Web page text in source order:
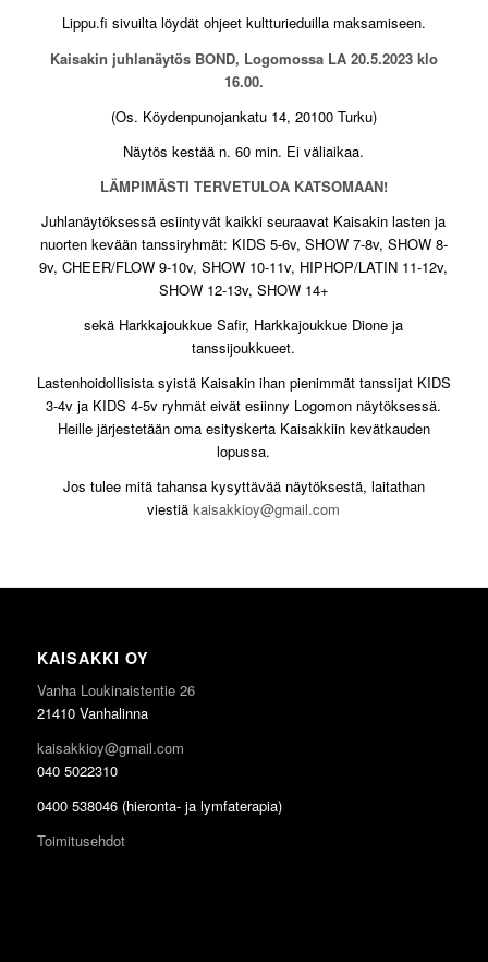
Lippu.fi sivuilta löydät ohjeet kultturieduilla maksamiseen.
Kaisakin juhlanäytös BOND, Logomossa LA 20.5.2023 klo
16.00.
(Os. Köydenpunojankatu 14, 20100 Turku)
Näytös kestää n. 60 min. Ei väliaikaa.
LÄMPIMÄSTI TERVETULOA KATSOMAAN!
Juhlanäytöksessä esiintyvät kaikki seuraavat Kaisakin lasten ja
nuorten kevään tanssiryhmät: KIDS 5-6v, SHOW 7-8v, SHOW 8-
9v, CHEER/FLOW 9-10v, SHOW 10-11v, HIPHOP/LATIN 11-12v,
SHOW 12-13v, SHOW 14+
sekä Harkkajoukkue Safir, Harkkajoukkue Dione ja
tanssijoukkueet.
Lastenhoidollisista syistä Kaisakin ihan pienimmät tanssijat KIDS
3-4v ja KIDS 4-5v ryhmät eivät esiinny Logomon näytöksessä.
Heille järjestetään oma esityskerta Kaisakkiin kevätkauden
lopussa.
Jos tulee mitä tahansa kysyttävää näytöksestä, laitathan
viestiäkaisakkioy@gmail.com
KAISAKKI OY
Vanha Loukinaistentie 26
21410 Vanhalinna
kaisakkioy@gmail.com
040 5022310
0400 538046 (hieronta- ja lymfaterapia)
Toimitusehdot